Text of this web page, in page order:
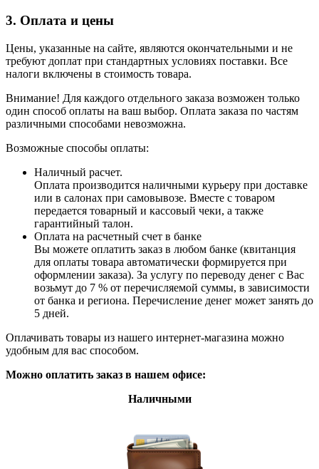
3. Оплата и цены
Цены, указанные на сайте, являются окончательными и не
требуют доплат при стандартных условиях поставки. Все
налоги включены в стоимость товара.
Внимание! Для каждого отдельного заказа возможен только
один способ оплаты на ваш выбор. Оплата заказа по частям
различными способами невозможна.
Возможные способы оплаты:
Наличный расчет.
Оплата производится наличными курьеру при доставке
или в салонах при самовывозе. Вместе с товаром
передается товарный и кассовый чеки, а также
гарантийный талон.
Оплата на расчетный счет в банке
Вы можете оплатить заказ в любом банке (квитанция
для оплаты товара автоматически формируется при
оформлении заказа). За услугу по переводу денег с Вас
возьмут до 7 % от перечисляемой суммы, в зависимости
от банка и региона. Перечисление денег может занять до
5 дней.
Оплачивать товары из нашего интернет-магазина можно
удобным для вас способом.
Можно оплатить заказ в нашем офисе:
Наличными